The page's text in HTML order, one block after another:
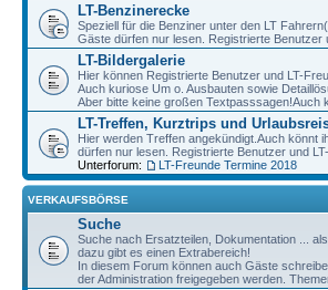
LT-Benzinerecke
Speziell für die Benziner unter den LT
Gäste dürfen nur lesen. Registrierte Benutzer
LT-Bildergalerie
Hier können Registrierte Benutzer und LT-
Auch kuriose Um o. Ausbauten sowie
Aber bitte keine großen Textpasssagen!Auch
LT-Treffen, Kurztrips und
Hier werden Treffen angekündigt.Auch könnt
dürfen nur lesen. Registrierte Benutzer und
Unterforum:
LT-Freunde Termine 2018
VERKAUFSBÖRSE
Suche
Suche nach Ersatzteilen, Dokumentation ...
dazu gibt es einen Extrabereich!
In diesem Forum können auch Gäste
der Administration freigegeben werden.